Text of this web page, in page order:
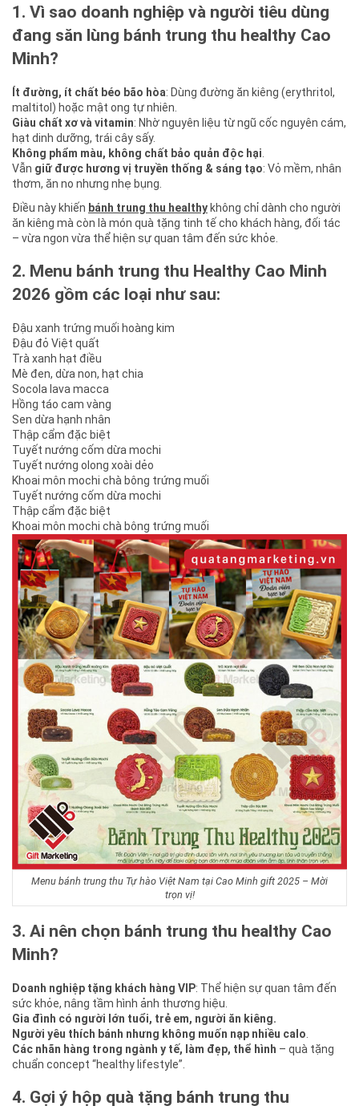
1. Vì sao doanh nghiệp và người tiêu dùng
đang săn lùng bánh trung thu healthy Cao
Minh?
Ít đường, ít chất béo bão hòa: Dùng đường ăn kiêng (erythritol,
maltitol) hoặc mật ong tự nhiên.
Giàu chất xơ và vitamin: Nhờ nguyên liệu từ ngũ cốc nguyên cám,
hạt dinh dưỡng, trái cây sấy.
Không phẩm màu, không chất bảo quản độc hại
Vẫn giữ được hương vị truyền thống & sáng tạo: Vỏ mềm, nhân
thơm, ăn no nhưng nhẹ bụng.
Điều này khiến bánh trung thu healthy không chỉ dành cho người
ăn kiêng mà còn là món quà tặng tinh tế cho khách hàng, đối tác
– vừa ngon vừa thể hiện sự quan tâm đến sức khỏe.
2. Menu bánh trung thu Healthy Cao Minh
2026 gồm các loại như sau:
Đậu xanh trứng muối hoàng kim
Đậu đỏ Việt quất
Trà xanh hạt điều
Mè đen, dừa non, hạt chia
Socola lava macca
Hồng táo cam vàng
Sen dừa hạnh nhân
Thập cẩm đặc biệt
Tuyết nướng cốm dừa mochi
Tuyết nướng olong xoài dẻo
Khoai môn mochi chà bông trứng muối
Tuyết nướng cốm dừa mochi
Thập cẩm đặc biệt
Khoai môn mochi chà bông trứng muối
Menu bánh trung thu Tự hào Việt Nam tại Cao Minh gift 2025 – Mời
trọn vị!
3. Ai nên chọn bánh trung thu healthy Cao
Minh?
Doanh nghiệp tặng khách hàng VIP: Thể hiện sự quan tâm đến
sức khỏe, nâng tầm hình ảnh thương hiệu.
Gia đình có người lớn tuổi, trẻ em, người ăn kiêng.
Người yêu thích bánh nhưng không muốn nạp nhiều calo
Các nhãn hàng trong ngành y tế, làm đẹp, thể hình – quà tặng
chuẩn concept “healthy lifestyle”.
4. Gợi ý hộp quà tặng bánh trung thu